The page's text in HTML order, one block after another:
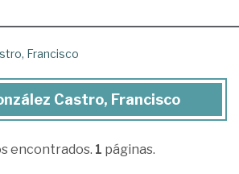
Francisco
Castro, Francisco
encontrados. 1 páginas.